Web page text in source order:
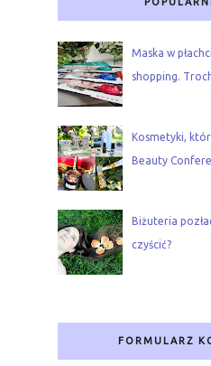
Maska w
shopping.
Kosmetyki,
Beauty
Biżuteria
czyścić?
FORMULARZ